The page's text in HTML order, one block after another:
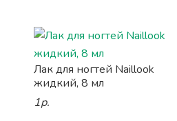
Лак для ногтей Naillook
жидкий, 8 мл
1р.